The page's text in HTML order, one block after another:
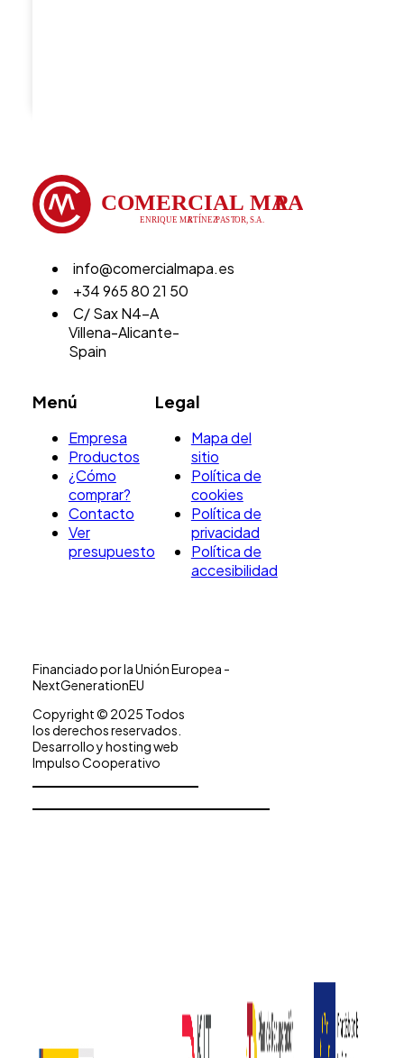
info@comercialmapa.es
+34 965 80 21 50
C/ Sax N4-A
Villena-Alicante-
Spain
Menú
Empresa
Productos
¿Cómo
comprar?
Contacto
Ver
presupuesto
Legal
Mapa del
sitio
Política de
cookies
Política de
privacidad
Política de
accesibilidad
Financiado por la Unión Europea -
NextGenerationEU
Copyright © 2025 Todos
los derechos reservados.
Desarrollo y hosting web
Impulso Cooperativo